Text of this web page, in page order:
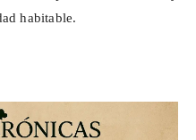
habitable.